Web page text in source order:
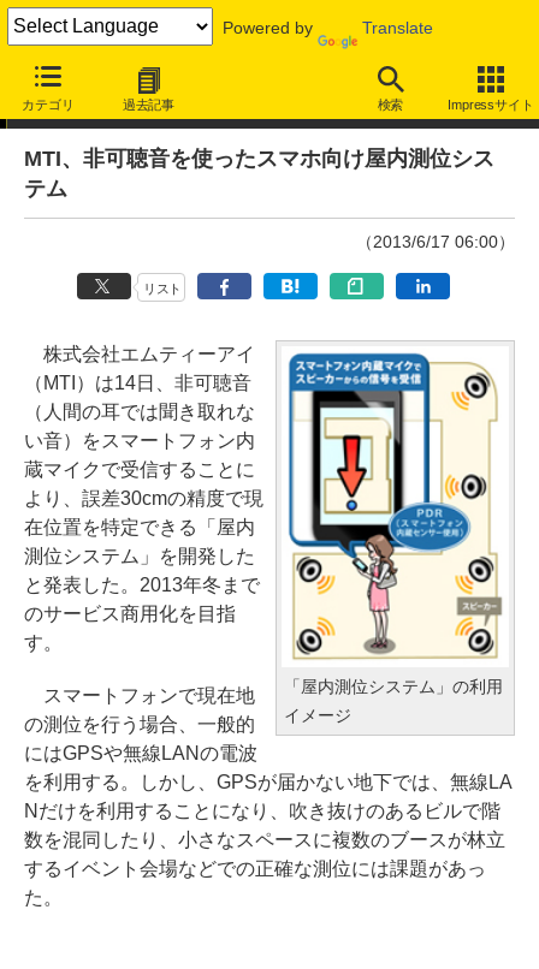
Powered by Translate
カテゴリ 過去記事 検索 Impressサイト
ニュース
MTI、非可聴音を使ったスマホ向け屋内測位シス
テム
（2013/6/17 06:00）
リスト
「屋内測位システム」の利用
イメージ
株式会社エムティーアイ
（MTI）は14日、非可聴音
（人間の耳では聞き取れな
い音）をスマートフォン内
蔵マイクで受信することに
より、誤差30cmの精度で現
在位置を特定できる「屋内
測位システム」を開発した
と発表した。2013年冬まで
のサービス商用化を目指
す。
スマートフォンで現在地
の測位を行う場合、一般的
にはGPSや無線LANの電波
を利用する。しかし、GPSが届かない地下では、無線LA
Nだけを利用することになり、吹き抜けのあるビルで階
数を混同したり、小さなスペースに複数のブースが林立
するイベント会場などでの正確な測位には課題があっ
た。